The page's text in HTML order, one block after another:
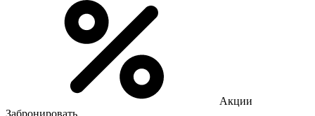
Акции
Забронировать